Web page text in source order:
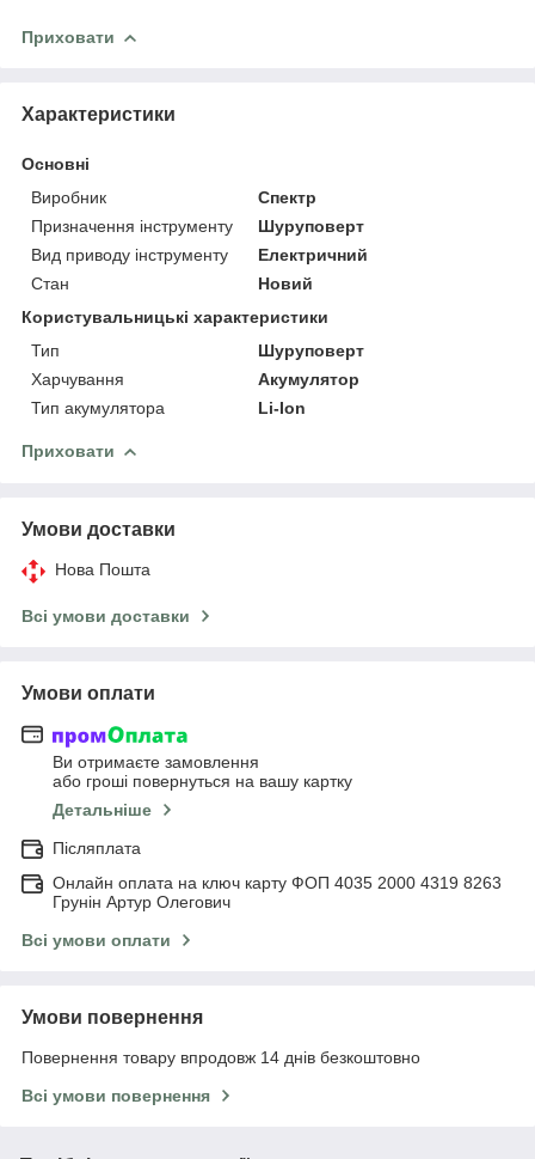
Приховати
Характеристики
Основні
Виробник
Спектр
Призначення інструменту
Шуруповерт
Вид приводу інструменту
Електричний
Стан
Новий
Користувальницькі характеристики
Тип
Шуруповерт
Харчування
Акумулятор
Тип акумулятора
Li-Ion
Приховати
Умови доставки
Нова Пошта
Всі умови доставки
Умови оплати
Ви отримаєте замовлення
або гроші повернуться на вашу картку
Детальніше
Післяплата
Онлайн оплата на ключ карту ФОП 4035 2000 4319 8263
Грунін Артур Олегович
Всі умови оплати
Умови повернення
Повернення товару впродовж 14 днів безкоштовно
Всі умови повернення